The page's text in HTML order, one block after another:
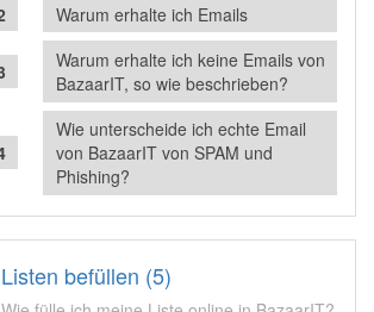
Warum erhalte ich Emails
Warum erhalte ich keine Emails von
BazaarIT, so wie beschrieben?
Wie unterscheide ich echte Email
von BazaarIT von SPAM und
Phishing?
Listen befüllen (5)